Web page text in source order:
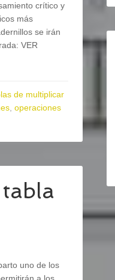
crítico y
más
se irán
VER
de multiplicar
operaciones
uno de los